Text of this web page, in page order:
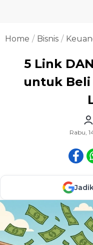
Home Bisnis
5 Link
untuk
Rabu,